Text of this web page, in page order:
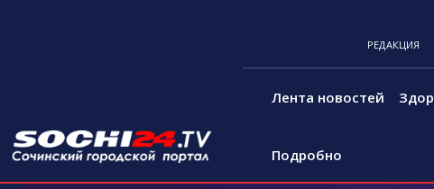
РЕДАКЦИЯ
Лента новостей
Подробно